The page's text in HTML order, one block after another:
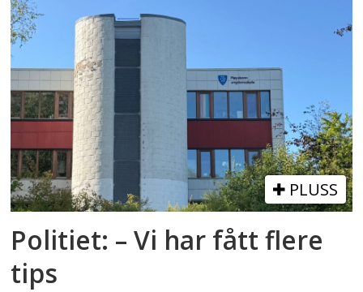
PLUSS
Politiet: – Vi har fått flere
tips